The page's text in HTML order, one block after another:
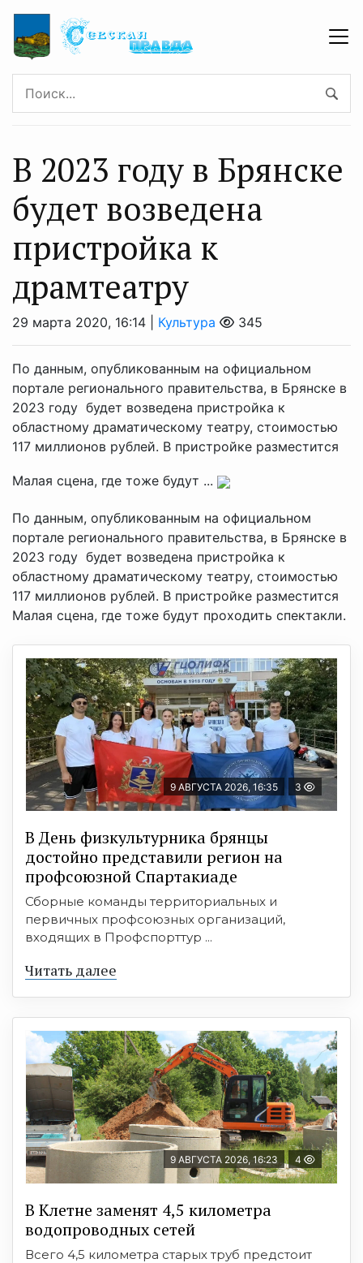
В 2023 году в Брянске
будет возведена
пристройка к
драмтеатру
29 марта 2020, 16:14 | Культура 345
По данным, опубликованным на официальном
портале регионального правительства, в Брянске в
2023 году будет возведена пристройка к
областному драматическому театру, стоимостью
117 миллионов рублей. В пристройке разместится
Малая сцена, где тоже будут ...
По данным, опубликованным на официальном
портале регионального правительства, в Брянске в
2023 году будет возведена пристройка к
областному драматическому театру, стоимостью
117 миллионов рублей. В пристройке разместится
Малая сцена, где тоже будут проходить спектакли.
9 АВГУСТА 2026, 16:35 3
В День физкультурника брянцы
достойно представили регион на
профсоюзной Спартакиаде
Сборные команды территориальных и
первичных профсоюзных организаций,
входящих в Профспорттур ...
Читать далее
9 АВГУСТА 2026, 16:23 4
В Клетне заменят 4,5 километра
водопроводных сетей
Всего 4,5 километра старых труб предстоит